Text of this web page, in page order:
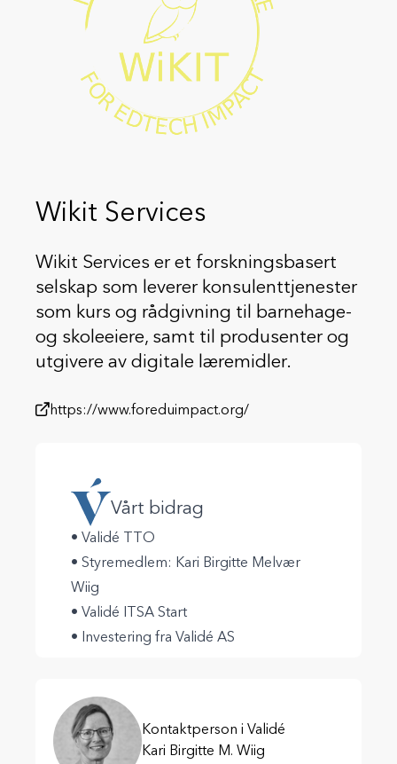
Wikit Services
Wikit Services er et forskningsbasert
selskap som leverer konsulenttjenester
som kurs og rådgivning til barnehage-
og skoleeiere, samt til produsenter og
utgivere av digitale læremidler.
https://www.foreduimpact.org/
Vårt bidrag
• Validé TTO
• Styremedlem: Kari Birgitte Melvær
Wiig
• Validé ITSA Start
• Investering fra Validé AS
Kontaktperson i Validé
Kari Birgitte M. Wiig